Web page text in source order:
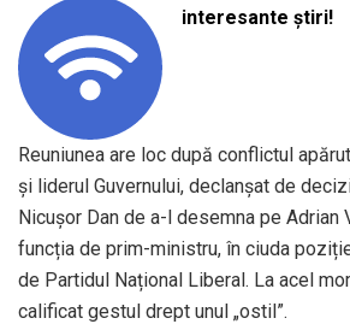
interesante știri!
Reuniunea are loc după conflictul
și liderul Guvernului, declanșat de
Nicușor Dan de a-l desemna pe Adrian
funcția de prim-ministru, în ciuda
de Partidul Național Liberal. La acel
calificat gestul drept unul „ostil”.